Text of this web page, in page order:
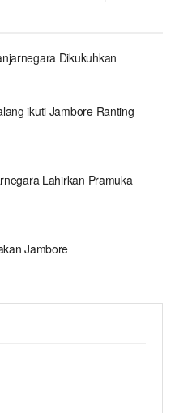
Dikukuhkan
ikuti Jambore Ranting
Lahirkan Pramuka
Jambore